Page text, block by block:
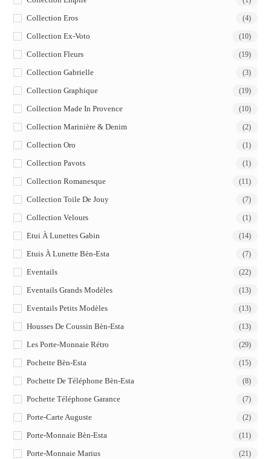
Collection Eros (4)
Collection Ex-Voto (10)
Collection Fleurs (19)
Collection Gabrielle (3)
Collection Graphique (19)
Collection Made In Provence (10)
Collection Marinière & Denim (2)
Collection Oro (1)
Collection Pavots (1)
Collection Romanesque (11)
Collection Toile De Jouy (7)
Collection Velours (1)
Etui À Lunettes Gabin (14)
Etuis À Lunette Bèn-Esta (7)
Eventails (22)
Eventails Grands Modèles (13)
Eventails Petits Modèles (13)
Housses De Coussin Bèn-Esta (13)
Les Porte-Monnaie Rétro (29)
Pochette Bèn-Esta (15)
Pochette De Téléphone Bèn-Esta (8)
Pochette Téléphone Garance (7)
Porte-Carte Auguste (2)
Porte-Monnaie Bèn-Esta (11)
Porte-Monnaie Marius (21)